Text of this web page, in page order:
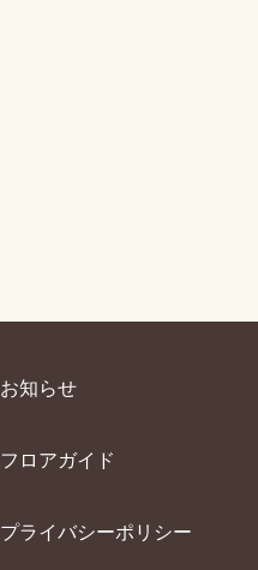
お知らせ
フロアガイド
プライバシーポリシー